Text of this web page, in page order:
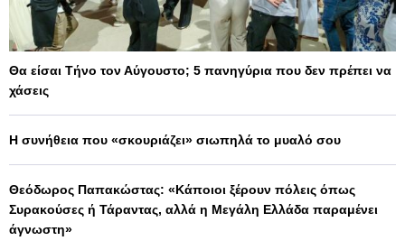
Θα είσαι Τήνο τον Αύγουστο; 5 πανηγύρια που δεν πρέπει να
χάσεις
Η συνήθεια που «σκουριάζει» σιωπηλά το μυαλό σου
Θεόδωρος Παπακώστας: «Κάποιοι ξέρουν πόλεις όπως
Συρακούσες ή Τάραντας, αλλά η Μεγάλη Ελλάδα παραμένει
άγνωστη»